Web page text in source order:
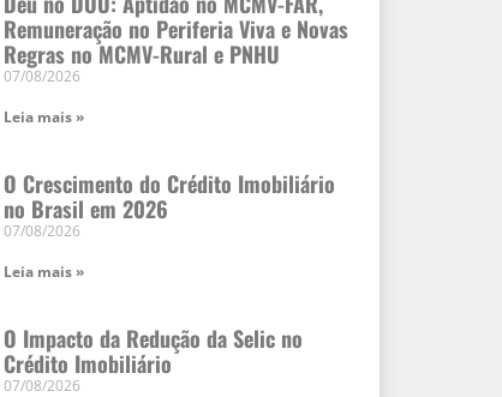
Remuneração no Periferia Viva e Novas
Regras no MCMV-Rural e PNHU
07/08/2026
Leia mais »
O Crescimento do Crédito Imobiliário
no Brasil em 2026
07/08/2026
Leia mais »
O Impacto da Redução da Selic no
Crédito Imobiliário
07/08/2026